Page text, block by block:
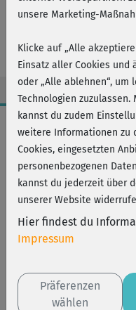
Functional
Stand
Workout-Facts
mittelschwer
26 Min
210 kcal
2 Kurzhanteln oder
Athletic Rücken
Straffe Arme
unsere Marketing-
Klicke auf „Alle
Einsatz aller Cookies und
oder „Alle ablehnen“,
Technologien zuzulassen.
kannst du zudem
weitere Informationen zu
Cookies, eingesetzten
personenbezogenen
kannst du jederzeit über
unserer Website
Hier findest du
Impressum
Präferenzen
wählen